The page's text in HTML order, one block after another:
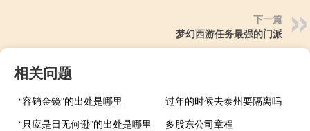
下一篇
梦幻西游任务最强的门派
相关问题
“容销金镜”的出处是哪里
过年的时候去泰州要隔离吗
“只应是日无何逊”的出处是哪里
多股东公司章程